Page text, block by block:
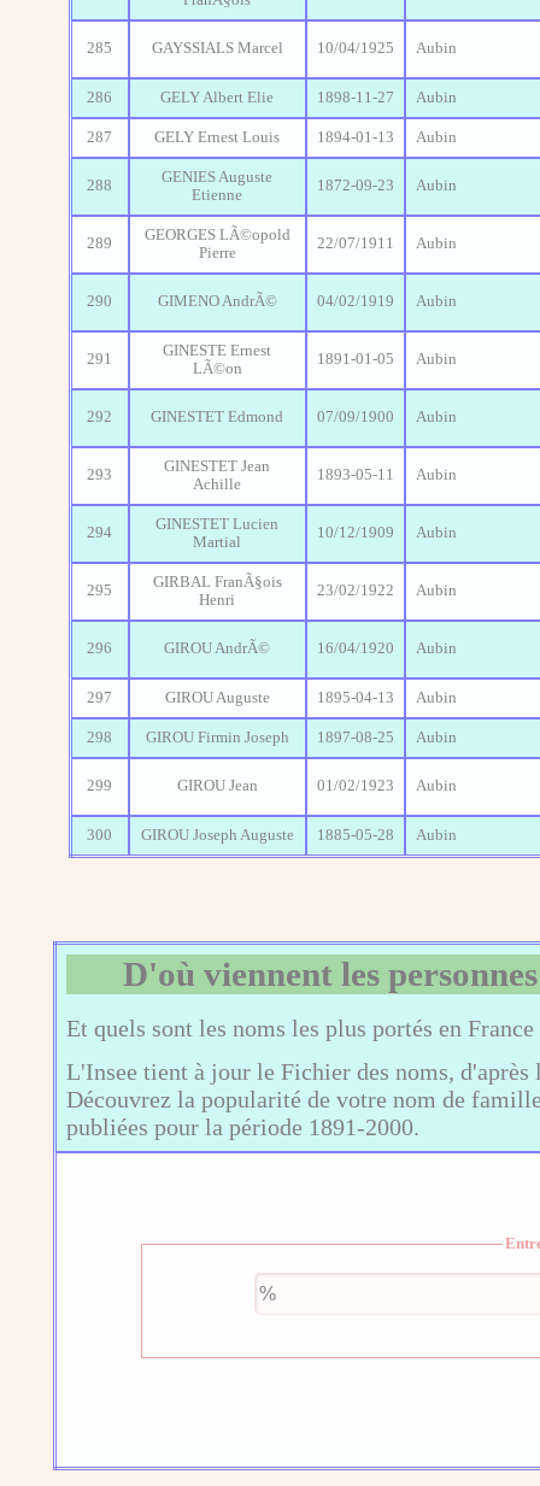
285 GAYSSIALS Marcel 10/04/1925 Aubin
286 GELY Albert Elie 1898-11-27 Aubin
287 GELY Ernest Louis 1894-01-13 Aubin
288
GENIES Auguste
Etienne
1872-09-23 Aubin
289
GEORGES LÃ©opold
Pierre
22/07/1911 Aubin
290 GIMENO AndrÃ© 04/02/1919 Aubin
291
GINESTE Ernest
LÃ©on
1891-01-05 Aubin
292 GINESTET Edmond 07/09/1900 Aubin
293
GINESTET Jean
Achille
1893-05-11 Aubin
294
GINESTET Lucien
Martial
10/12/1909 Aubin
295
GIRBAL FranÃ§ois
Henri
23/02/1922 Aubin
296 GIROU AndrÃ© 16/04/1920 Aubin
297 GIROU Auguste 1895-04-13 Aubin
298 GIROU Firmin Joseph 1897-08-25 Aubin
299 GIROU Jean 01/02/1923 Aubin
300 GIROU Joseph Auguste 1885-05-28 Aubin
D'où viennent les
Et quels sont les noms les plus portés en
L'Insee tient à jour le Fichier des noms,
Découvrez la popularité de votre nom de
publiées pour la période 1891-2000.